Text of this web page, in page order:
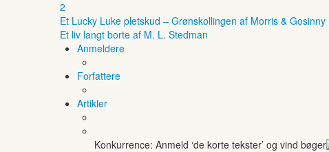
2
Et Lucky Luke pletskud – Grønskollingen af Morris & Gosinny
Et liv langt borte af M. L. Stedman
Anmeldere
Forfattere
Artikler
Konkurrence: Anmeld ‘de korte tekster’ og vind bøger